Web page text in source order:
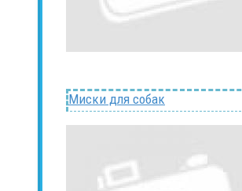
Миски для собак